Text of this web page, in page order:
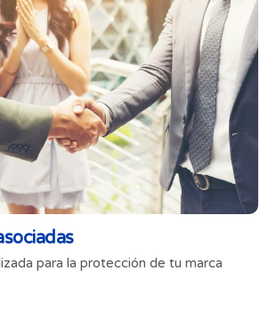
para la protección de tu marca